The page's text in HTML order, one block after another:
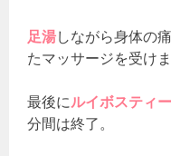
足湯しながら身体の
たマッサージを受けま
最後にルイボスティー
分間は終了。